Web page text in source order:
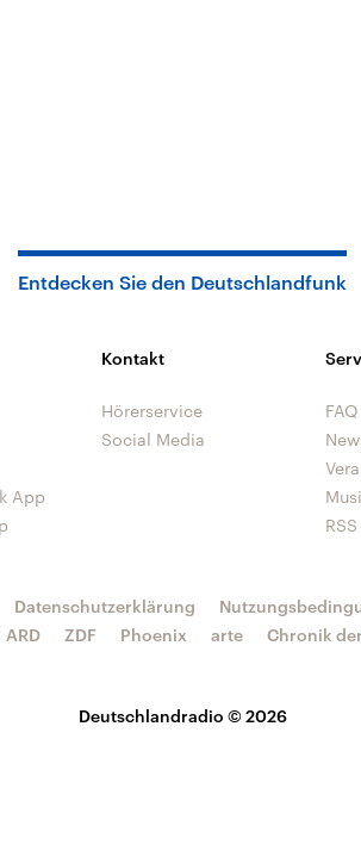
Entdecken Sie den Deutschlandfunk
App
Kontakt
Hörerservice
Social Media
FAQ
RSS
Deutschlandradio © 2026
Datenschutzerklärung
ARD ZDF Phoenix arte Chronik